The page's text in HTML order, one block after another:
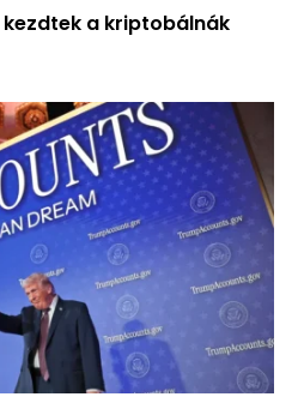
a kriptobálnák